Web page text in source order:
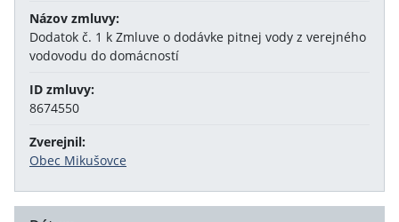
Názov zmluvy:
Dodatok č. 1 k Zmluve o dodávke pitnej vody z verejného
vodovodu do domácností
ID zmluvy:
8674550
Zverejnil:
Obec Mikušovce